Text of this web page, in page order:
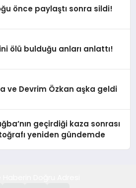
önce paylaştı sonra sildi!
ölü bulduğu anları anlattı!
ve Devrim Özkan aşka geldi
geçirdiği kaza sonrası
yeniden gündemde